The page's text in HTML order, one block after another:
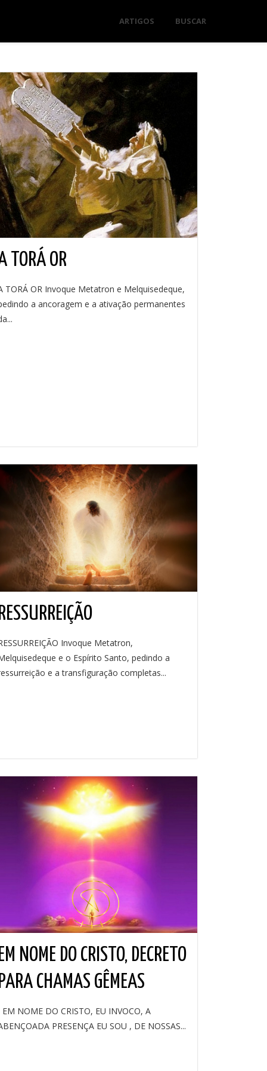
ARTIGOS BUSCAR
TORÁ OR
TORÁ OR Invoque Metatron e Melquisedeque,
a ancoragem e a ativação permanentes
Invoque Metatron,
e o Espírito Santo, pedindo a
e a transfiguração completas...
NOME DO CRISTO, DECRETO
CHAMAS GÊMEAS
NOME DO CRISTO, EU INVOCO, A
PRESENÇA EU SOU , DE NOSSAS...